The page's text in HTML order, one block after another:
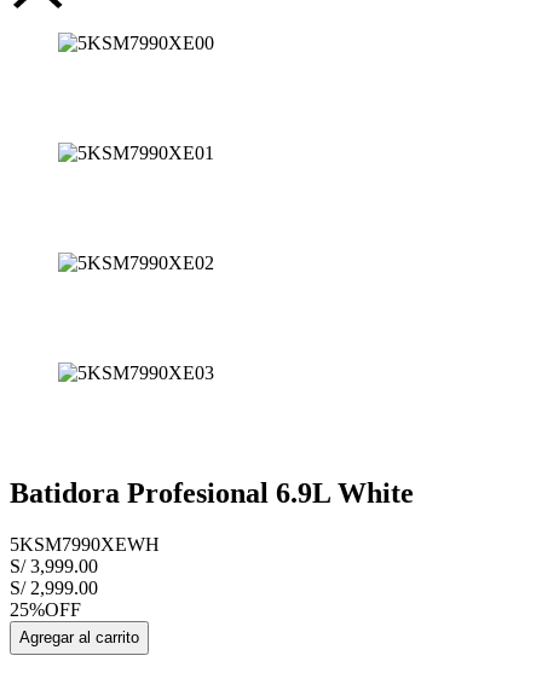
Batidora Profesional 6.9L White
5KSM7990XEWH
S/ 3,999.00
S/ 2,999.00
25%OFF
Agregar al carrito